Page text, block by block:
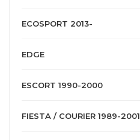
ECOSPORT 2013-
EDGE
ESCORT 1990-2000
FIESTA / COURIER 1989-2001